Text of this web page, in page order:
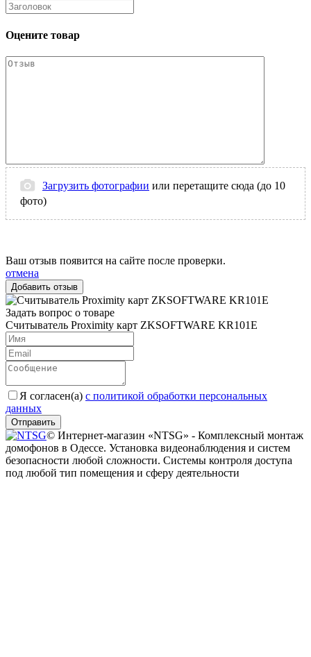
Оцените товар
Загрузить фотографии или перетащите сюда (до 10
фото)
Ваш отзыв появится на сайте после проверки.
отмена
Задать вопрос о товаре
Считыватель Proximity карт ZKSOFTWARE KR101E
Я согласен(a) с политикой обработки персональных
данных
Отправить
© Интернет-магазин «NTSG» - Комплексный монтаж
домофонов в Одессе. Установка видеонаблюдения и систем
безопасности любой сложности. Системы контроля доступа
под любой тип помещения и сферу деятельности